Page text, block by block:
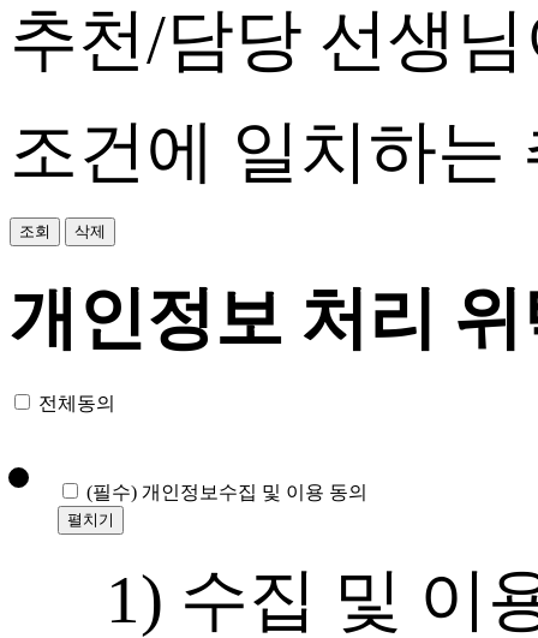
추천/담당 선생
조건에 일치하는
조회 삭제
개인정보 처리
전체동의
(필수) 개인정보수집 및 이용 동의
펼치기
1) 수집 및 이